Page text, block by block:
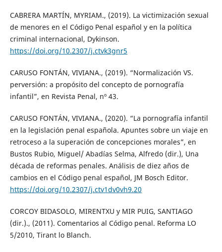
CABRERA MARTÍN, MYRIAM., (2019). La victimización sexual
de menores en el Código Penal español y en la política
criminal internacional, Dykinson.
https://doi.org/10.2307/j.ctvk3gnr5
CARUSO FONTÁN, VIVIANA., (2019). “Normalización VS.
perversión: a propósito del concepto de pornografía
infantil”, en Revista Penal, nº 43.
CARUSO FONTÁN, VIVIANA., (2020). “La pornografía infantil
en la legislación penal española. Apuntes sobre un viaje en
retroceso a la superación de concepciones morales”, en
Bustos Rubio, Miguel/ Abadías Selma, Alfredo (dir.), Una
década de reformas penales. Análisis de diez años de
cambios en el Código penal español, JM Bosch Editor.
https://doi.org/10.2307/j.ctv1dv0vh9.20
CORCOY BIDASOLO, MIRENTXU y MIR PUIG, SANTIAGO
(dir.)., (2011). Comentarios al Código penal. Reforma LO
5/2010, Tirant lo Blanch.